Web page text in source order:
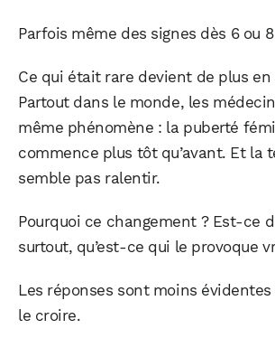
Parfois même des signes dès 6 ou
Ce qui était rare devient de plus
Partout dans le monde, les
même phénomène : la puberté
commence plus tôt qu’avant. Et la
semble pas ralentir.
Pourquoi ce changement ? Est-ce
surtout, qu’est-ce qui le provoque
Les réponses sont moins évidentes
le croire.